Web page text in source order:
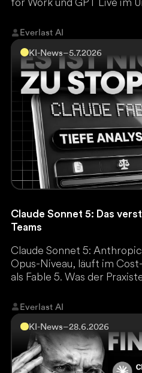
Everlast AI
KI-News–5.7.2026
Claude Sonnet 5: Das
Teams
Claude Sonnet 5:
Opus-Niveau, läuft im
als Fable 5. Was der
Everlast AI
KI-News–28.6.2026